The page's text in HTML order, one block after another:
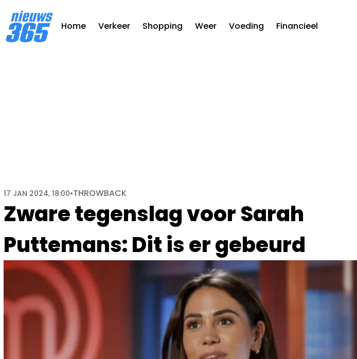
Home Verkeer Shopping Weer Voeding Financieel
Zware tegenslag voor Sarah
Puttemans: Dit is er gebeurd
17 JAN 2024, 18:00•THROWBACK